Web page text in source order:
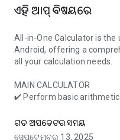
ଏହି ଆପ୍ ବିଷୟରେ
All-in-One Calculator is
Android, offering a
all your calculation needs.
MAIN CALCULATOR
✔ Perform basic arithmetic
✔ Advanced mode
trigonometry, logarithms,
ଗତ ଅପଡେଟର ସମୟ
ସେପ୍ଟେମ୍ବର 13, 2025